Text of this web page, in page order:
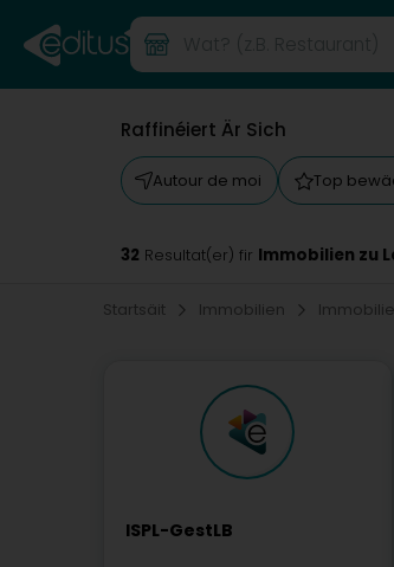
Raffinéiert Är Sich
Autour de moi Top
32 Resultat(er) fir Immobilien zu
Startsäit Immobilien
ISPL-GestLB